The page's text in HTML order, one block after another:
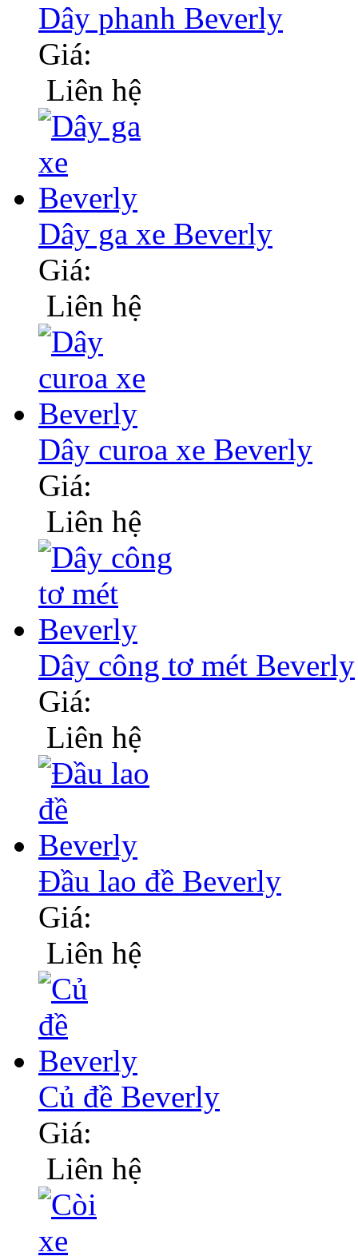
Dây phanh Beverly
Giá:
Liên hệ
Dây ga xe Beverly
Giá:
Liên hệ
Dây curoa xe Beverly
Giá:
Liên hệ
Dây công tơ mét Beverly
Giá:
Liên hệ
Đầu lao đề Beverly
Giá:
Liên hệ
Củ đề Beverly
Giá:
Liên hệ